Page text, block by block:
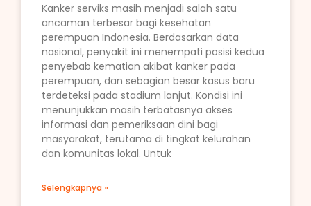
Kanker serviks masih menjadi salah satu
ancaman terbesar bagi kesehatan
perempuan Indonesia. Berdasarkan data
nasional, penyakit ini menempati posisi kedua
penyebab kematian akibat kanker pada
perempuan, dan sebagian besar kasus baru
terdeteksi pada stadium lanjut. Kondisi ini
menunjukkan masih terbatasnya akses
informasi dan pemeriksaan dini bagi
masyarakat, terutama di tingkat kelurahan
dan komunitas lokal. Untuk
Selengkapnya »